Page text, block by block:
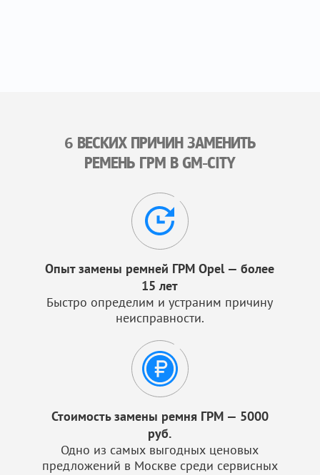
6 ВЕСКИХ ПРИЧИН ЗАМЕНИТЬ
РЕМЕНЬ ГРМ В GM-CITY
Опыт замены ремней ГРМ Opel — более
15 лет
Быстро определим и устраним причину
неисправности.
Стоимость замены ремня ГРМ — 5000
руб.
Одно из самых выгодных ценовых
предложений в Москве среди сервисных